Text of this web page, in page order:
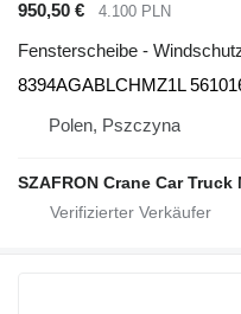
950,50 € 4.100 PLN
Fensterscheibe -
8394AGABLCHMZ1L
Polen, Pszczyna
SZAFRON Crane Car